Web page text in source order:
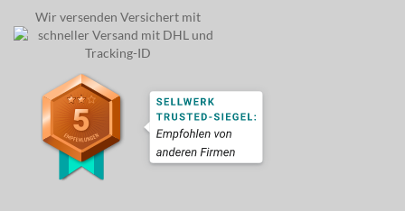
Wir versenden Versichert mit